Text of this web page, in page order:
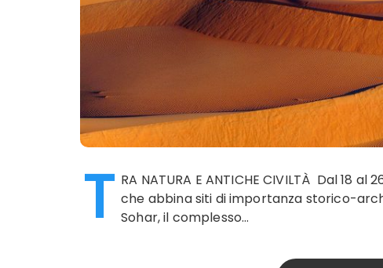
T RA NATURA E ANTICHE CIVILTÀ Dal 18
che abbina siti di importanza storico-
Sohar, il complesso…